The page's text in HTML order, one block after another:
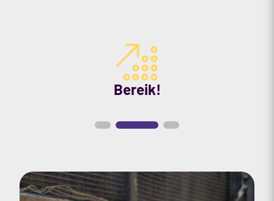
Bereik!